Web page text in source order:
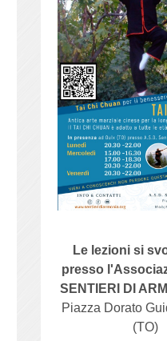
Le lezioni si
presso
SENTIERI DI
Piazza Dorato
(TO)